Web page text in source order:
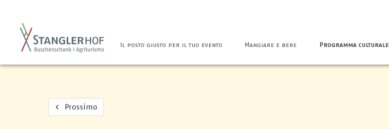
Il posto giusto per il tuo evento Mangiare e bere Programma culturale
Prossimo